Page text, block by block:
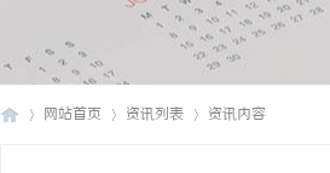
网站首页 资讯列表 资讯内容